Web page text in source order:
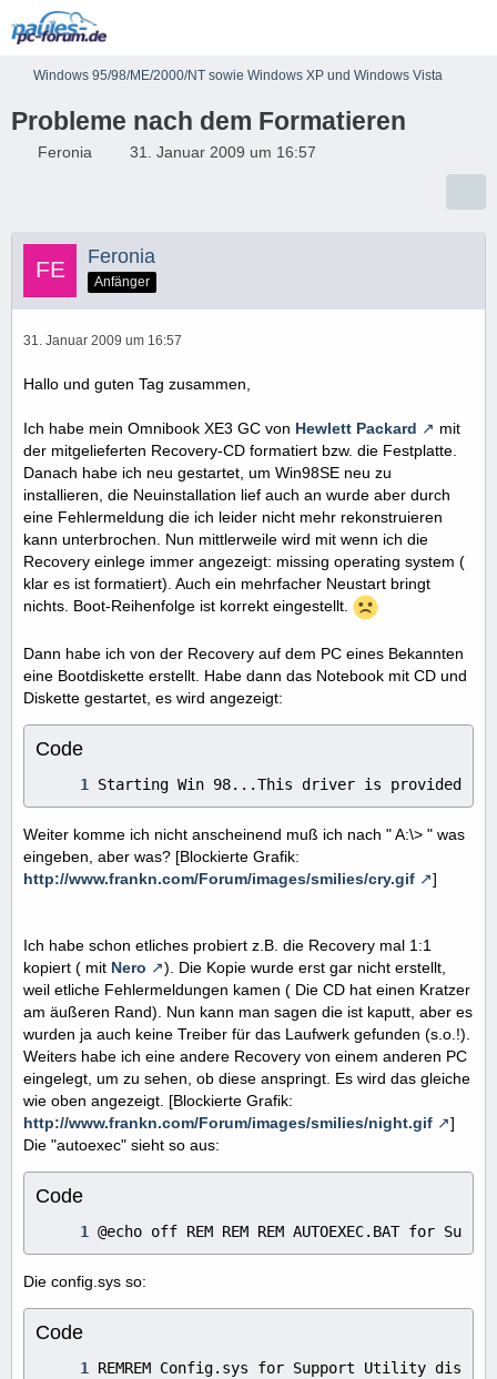
Windows 95/98/ME/2000/NT sowie Windows XP und Windows Vista
Probleme nach dem Formatieren
Feronia 31. Januar 2009 um 16:57
Feronia
Anfänger
31. Januar 2009 um 16:57
Hallo und guten Tag zusammen,
Ich habe mein Omnibook XE3 GC von Hewlett Packard
mit
der mitgelieferten Recovery-CD formatiert bzw. die Festplatte.
Danach habe ich neu gestartet, um Win98SE neu zu
installieren, die Neuinstallation lief auch an wurde aber durch
eine Fehlermeldung die ich leider nicht mehr rekonstruieren
kann unterbrochen. Nun mittlerweile wird mit wenn ich die
Recovery einlege immer angezeigt: missing operating system (
klar es ist formatiert). Auch ein mehrfacher Neustart bringt
nichts. Boot-Reihenfolge ist korrekt eingestellt.
Dann habe ich von der Recovery auf dem PC eines Bekannten
eine Bootdiskette erstellt. Habe dann das Notebook mit CD und
Diskette gestartet, es wird angezeigt:
Code
Starting Win 98...This driver is provided by
Weiter komme ich nicht anscheinend muß ich nach " A:\> " was
eingeben, aber was? [Blockierte Grafik:
http://www.frankn.com/Forum/images/smilies/cry.gif
]
Ich habe schon etliches probiert z.B. die Recovery mal 1:1
kopiert ( mit Nero
). Die Kopie wurde erst gar nicht erstellt,
weil etliche Fehlermeldungen kamen ( Die CD hat einen Kratzer
am äußeren Rand). Nun kann man sagen die ist kaputt, aber es
wurden ja auch keine Treiber für das Laufwerk gefunden (s.o.!).
Weiters habe ich eine andere Recovery von einem anderen PC
eingelegt, um zu sehen, ob diese anspringt. Es wird das gleiche
wie oben angezeigt. [Blockierte Grafik:
http://www.frankn.com/Forum/images/smilies/night.gif
]
Die "autoexec" sieht so aus:
Code
@echo off REM REM REM AUTOEXEC.BAT for
Die config.sys so:
Code
REMREM Config.sys for Support Utility